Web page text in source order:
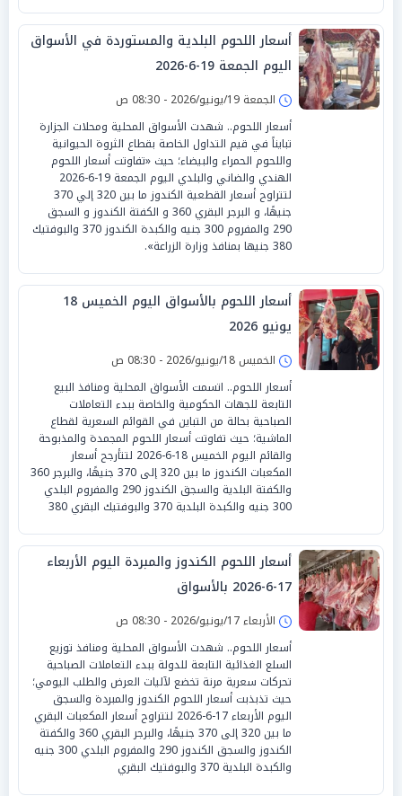
أسعار اللحوم البلدية والمستوردة في الأسواق
اليوم الجمعة 19-6-2026
الجمعة 19/يونيو/2026 - 08:30 ص
أسعار اللحوم.. شهدت الأسواق المحلية ومحلات الجزارة
تبايناً في قيم التداول الخاصة بقطاع الثروة الحيوانية
واللحوم الحمراء والبيضاء؛ حيث «تفاوتت أسعار اللحوم
الهندي والضاني والبلدي اليوم الجمعة 19-6-2026
لتتراوح أسعار القطعية الكندوز ما بين 320 إلي 370
جنيهًا، و البرجر البقري 360 و الكفتة الكندوز و السجق
290 والمفروم 300 جنيه والكبدة الكندوز 370 والبوفتيك
380 جنيها بمنافذ وزارة الزراعة».
أسعار اللحوم بالأسواق اليوم الخميس 18
يونيو 2026
الخميس 18/يونيو/2026 - 08:30 ص
أسعار اللحوم.. اتسمت الأسواق المحلية ومنافذ البيع
التابعة للجهات الحكومية والخاصة ببدء التعاملات
الصباحية بحالة من التباين في القوائم السعرية لقطاع
الماشية؛ حيث تفاوتت أسعار اللحوم المجمدة والمذبوحة
والقائم اليوم الخميس 18-6-2026 لتتأرجح أسعار
المكعبات الكندوز ما بين 320 إلى 370 جنيهًا، والبرجر 360
والكفتة البلدية والسجق الكندوز 290 والمفروم البلدي
300 جنيه والكبدة البلدية 370 والبوفتيك البقري 380
أسعار اللحوم الكندوز والمبردة اليوم الأربعاء
17-6-2026 بالأسواق
الأربعاء 17/يونيو/2026 - 08:30 ص
أسعار اللحوم.. شهدت الأسواق المحلية ومنافذ توزيع
السلع الغذائية التابعة للدولة ببدء التعاملات الصباحية
تحركات سعرية مرنة تخضع لآليات العرض والطلب اليومي؛
حيث تذبذبت أسعار اللحوم الكندوز والمبردة والسجق
اليوم الأربعاء 17-6-2026 لتتراوح أسعار المكعبات البقري
ما بين 320 إلى 370 جنيهًا، والبرجر البقري 360 والكفتة
الكندوز والسجق الكندوز 290 والمفروم البلدي 300 جنيه
والكبدة البلدية 370 والبوفتيك البقري